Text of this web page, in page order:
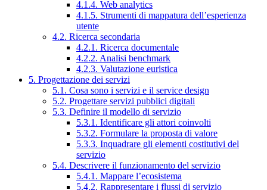
4.1.4. Web analytics
4.1.5. Strumenti di mappatura dell’esperienza
utente
4.2. Ricerca secondaria
4.2.1. Ricerca documentale
4.2.2. Analisi benchmark
4.2.3. Valutazione euristica
5. Progettazione dei servizi
5.1. Cosa sono i servizi e il service design
5.2. Progettare servizi pubblici digitali
5.3. Definire il modello di servizio
5.3.1. Identificare gli attori coinvolti
5.3.2. Formulare la proposta di valore
5.3.3. Inquadrare gli elementi costitutivi del
servizio
5.4. Descrivere il funzionamento del servizio
5.4.1. Mappare l’ecosistema
5.4.2. Rappresentare i flussi di servizio